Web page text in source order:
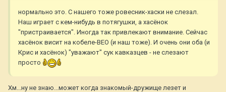
нормально это. С нашего тоже ровесник-хаски не слезал.
Наш играет с кем-нибудь в потягушки, а хасёнок
"пристраивается". Иногда так привлекают внимание. Сейчас
хасёнок висит на кобеле-ВЕО (и наш тоже). И очень они оба (и
Крис и хасёнок) "уважают" сук кавказцев - не слезают
просто
Хм...ну не знаю...может когда знакомый-дружище лезет и